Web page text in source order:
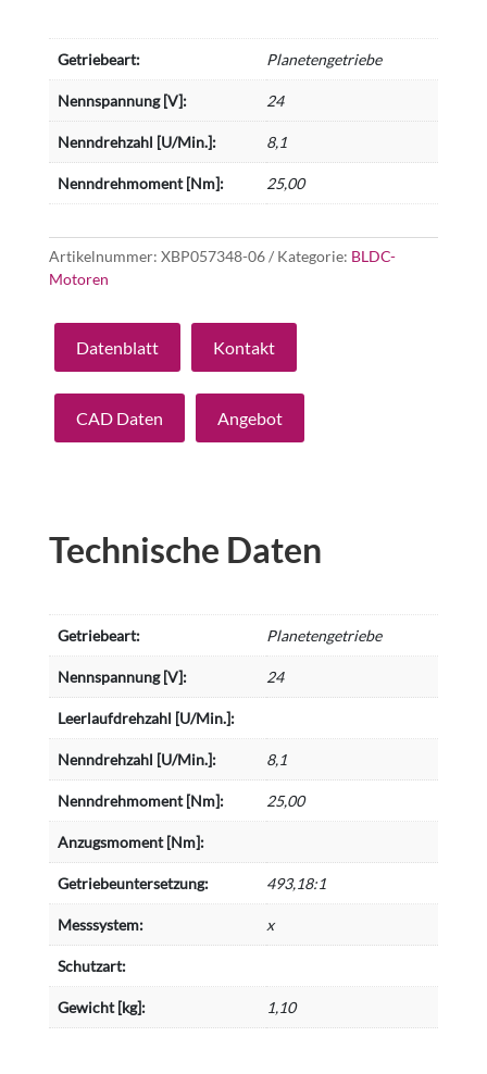
Getriebeart: Planetengetriebe
Nennspannung [V]: 24
Nenndrehzahl [U/Min.]: 8,1
Nenndrehmoment [Nm]: 25,00
Artikelnummer: XBP057348-06 Kategorie: BLDC-
Motoren
Datenblatt Kontakt
CAD Daten Angebot
Technische Daten
Getriebeart: Planetengetriebe
Nennspannung [V]: 24
Leerlaufdrehzahl [U/Min.]:
Nenndrehzahl [U/Min.]: 8,1
Nenndrehmoment [Nm]: 25,00
Anzugsmoment [Nm]:
Getriebeuntersetzung: 493,18:1
Messsystem: x
Schutzart:
Gewicht [kg]: 1,10